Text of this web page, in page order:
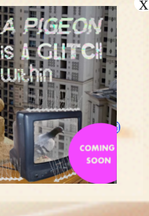
mit Schaben.
Instagram
Twitch
https://www.nrw-lfdk.de/app/mitglied/
E-Mail